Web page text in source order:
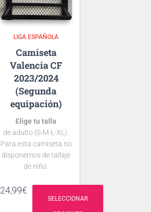
LIGA ESPAÑOLA
Valencia CF
2023/2024
(Segunda
equipación)
Elige tu talla
de adulto (S-M-L-XL).
Para esta camiseta no
disponemos de tallaje
de niño.
consulta nuestra
24,99€
SELECCIONAR